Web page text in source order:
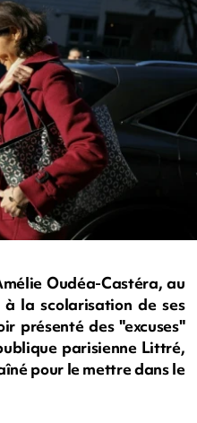
Oudéa-Castéra, au
la scolarisation de ses
présenté des "excuses"
parisienne Littré,
pour le mettre dans le